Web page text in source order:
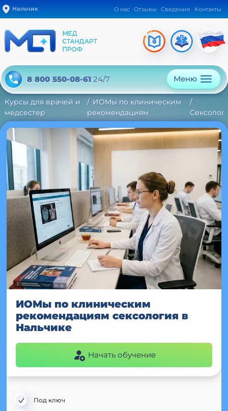
Нальчик О нас Отзывы Сведения Контакты
8 800 550-08-61 24/7 Меню
Курсы для врачей и
медсестер
ИОМы по клиническим
рекомендациям
ИОМы по клиническим
рекомендациям сексология в
Нальчике
Начать обучение
Под ключ